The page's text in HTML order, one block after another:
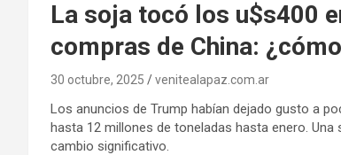
La soja tocó los u$s400
compras de China:
30 octubre, 2025 venitealapaz.com.ar
Los anuncios de Trump habían dejado gusto a
hasta 12 millones de toneladas hasta enero.
cambio significativo.